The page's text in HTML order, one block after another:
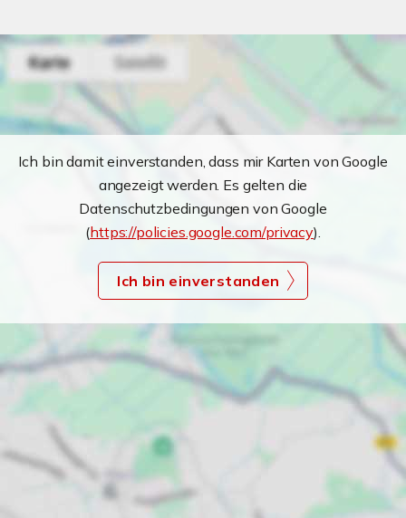
Ich bin damit einverstanden, dass mir Karten von Google
angezeigt werden. Es gelten die
Datenschutzbedingungen von Google
(https://policies.google.com/privacy).
Ich bin einverstanden